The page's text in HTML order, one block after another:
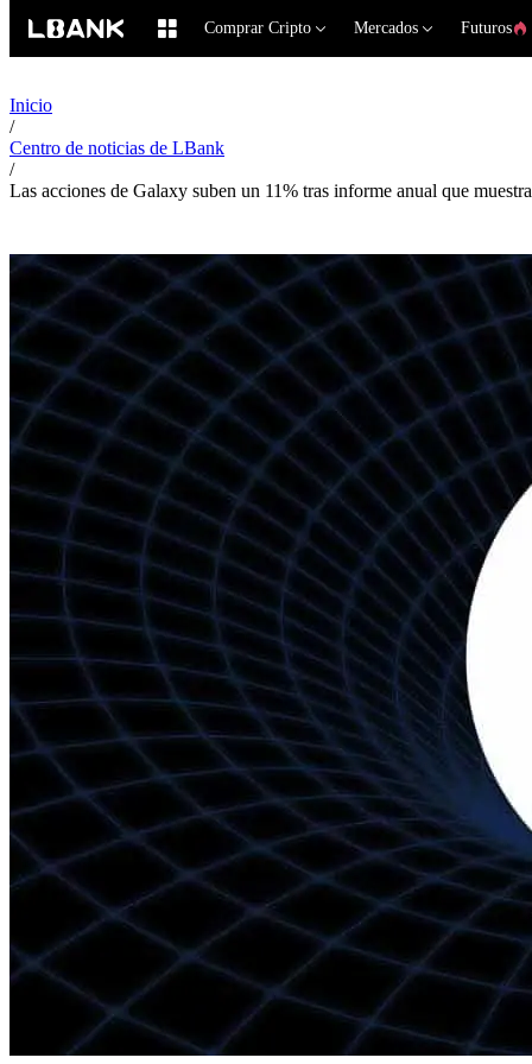
Comprar Cripto Mercados Futuros
Inicio
/
Centro de noticias de LBank
/
Las acciones de Galaxy suben un 11% tras informe anual que